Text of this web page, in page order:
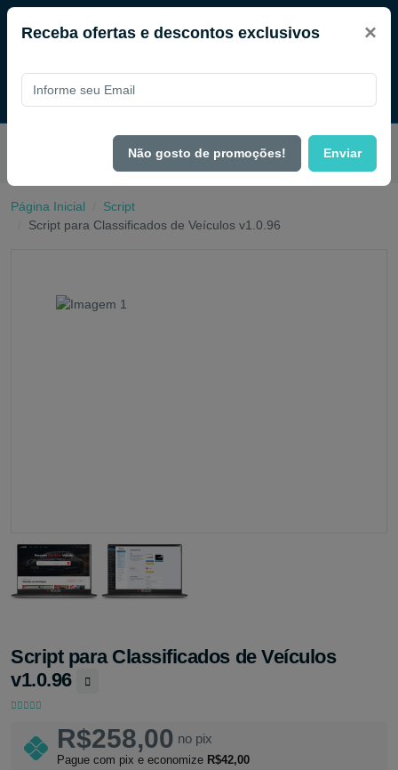
PIX e ganhe 14% OFF em todo o site no mês de
Agosto.
Página Inicial
Script
Script para Classificados de Veículos v1.0.96
Script para Classificados de Veículos
v1.0.96
R$258,00 no pix
Pague com pix e economize R$42,00
Receba ofertas e descontos exclusivos ×
Não gosto de promoções! Enviar